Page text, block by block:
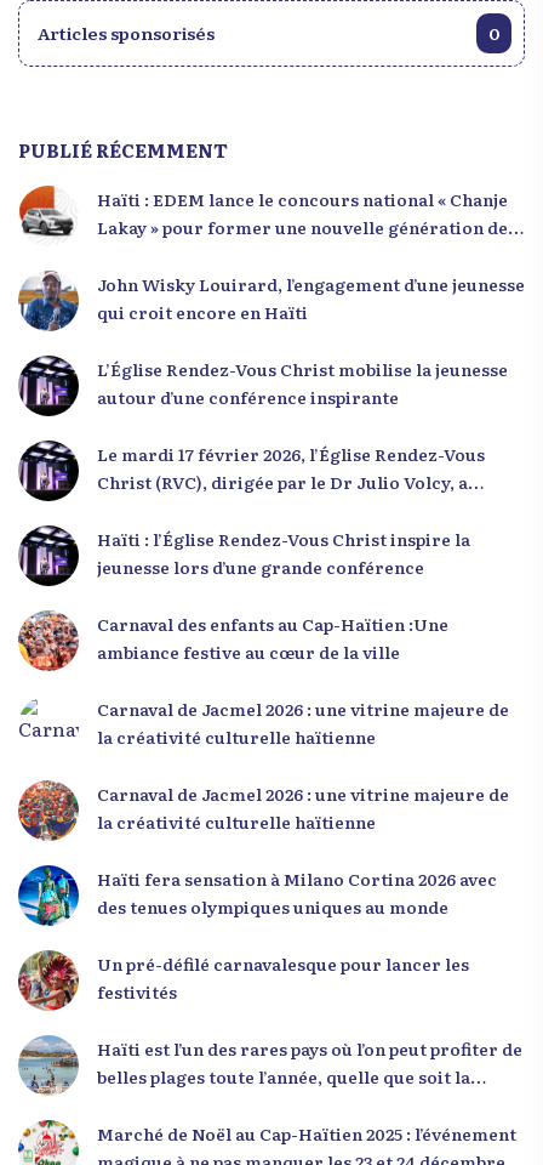
Articles sponsorisés 0
PUBLIÉ RÉCEMMENT
Haïti : EDEM lance le concours national « Chanje
Lakay » pour former une nouvelle génération de
John Wisky Louirard, l’engagement d’une jeunesse
qui croit encore en Haïti
L’Église Rendez-Vous Christ mobilise la jeunesse
autour d’une conférence inspirante
Le mardi 17 février 2026, l’Église Rendez-Vous
Christ (RVC), dirigée par le Dr Julio Volcy, a
dans ses locaux à Delmas 75 pour une conférence
placée sous le thème « Menm Ou Menm Tou ».
occasion unique de se rencontrer, d’échanger et
d’écouter des interventions motivantes centrées
citoyen. Des messages forts pour la jeunesse Lors
de sa première intervention, intitulée « Jenès la
croire en leur potentiel et à rejeter toute forme
de fatalisme. Il a particulièrement insisté sur
pouvons pas résoudre un problème avec la
mentalité qui l’a créé. » Il a encouragé la jeunesse
sur la discipline, l’excellence et la responsabilité.
Le révérend a également rappelé que la jeunesse
du pays, et qu’un engagement structuré de
seulement 4 % d’entre eux pourrait modifier
seconde intervention, « Jenès la ak responsablite l
», a souligné le lien indissociable entre potentiel et
Haïti : l’Église Rendez-Vous Christ inspire la
jeunesse lors d’une grande conférence
Carnaval des enfants au Cap-Haïtien :Une
ambiance festive au cœur de la ville
Carnaval de Jacmel 2026 : une vitrine majeure de
la créativité culturelle haïtienne
Carnaval de Jacmel 2026 : une vitrine majeure de
la créativité culturelle haïtienne
Haïti fera sensation à Milano Cortina 2026 avec
des tenues olympiques uniques au monde
Un pré-défilé carnavalesque pour lancer les
festivités
Haïti est l’un des rares pays où l’on peut profiter de
belles plages toute l’année, quelle que soit la
Marché de Noël au Cap-Haïtien 2025 : l’événement